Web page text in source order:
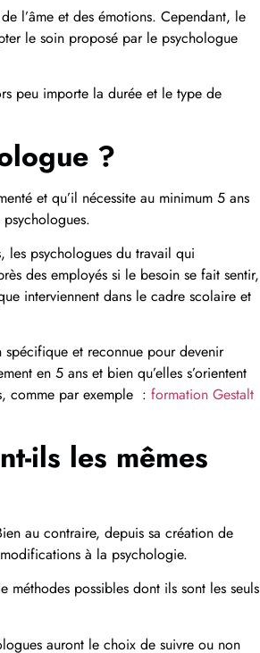
l’âme et des émotions. Cependant, le
le soin proposé par le psychologue
peu importe la durée et le type de
?
et qu’il nécessite au minimum 5 ans
les psychologues du travail qui
des employés si le besoin se fait sentir,
interviennent dans le cadre scolaire et
et reconnue pour devenir
en 5 ans et bien qu’elles s’orientent
comme par exemple : formation Gestalt
ils les mêmes
au contraire, depuis sa création de
à la psychologie.
méthodes possibles dont ils sont les seuls
auront le choix de suivre ou non